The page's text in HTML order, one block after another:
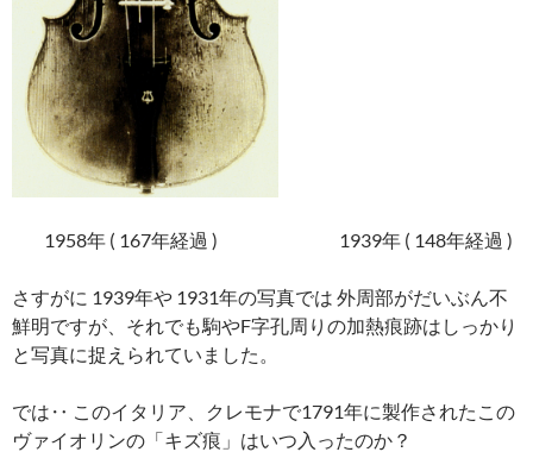
1958年 ( 167年経過 ) 1939年 ( 148年経過 )
さすがに 1939年や 1931年の写真では 外周部がだいぶん不
鮮明ですが、それでも駒やF字孔周りの加熱痕跡はしっかり
と写真に捉えられていました。
では‥ このイタリア、クレモナで1791年に製作されたこの
ヴァイオリンの「キズ痕」はいつ入ったのか？